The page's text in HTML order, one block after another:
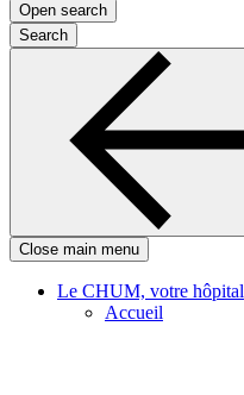
Open search
Search
Close main menu
Le CHUM, votre hôpital
Accueil